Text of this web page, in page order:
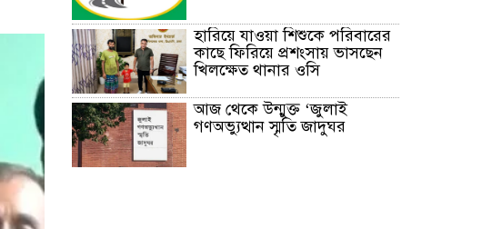
হারিয়ে যাওয়া শিশুকে পরিবারের
কাছে ফিরিয়ে প্রশংসায় ভাসছেন
খিলক্ষেত থানার ওসি
আজ থেকে উন্মুক্ত ‘জুলাই
গণঅভ্যুত্থান স্মৃতি জাদুঘর